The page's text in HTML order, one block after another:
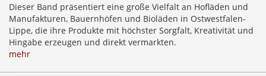
Dieser Band präsentiert eine große Vielfalt an Hofläden und
Manufakturen, Bauernhöfen und Bioläden in Ostwestfalen-
Lippe, die ihre Produkte mit höchster Sorgfalt, Kreativität und
Hingabe erzeugen und direkt vermarkten.
mehr